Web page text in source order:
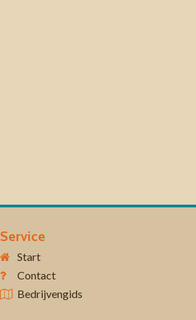
Service
Start
Contact
Bedrijvengids